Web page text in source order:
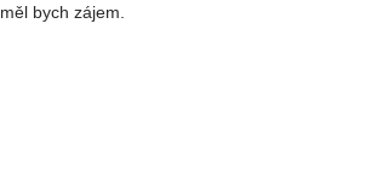
měl bych zájem.